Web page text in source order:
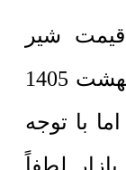
شیر
فلکه آب در 28 اردیبهشت 1405
با توجه